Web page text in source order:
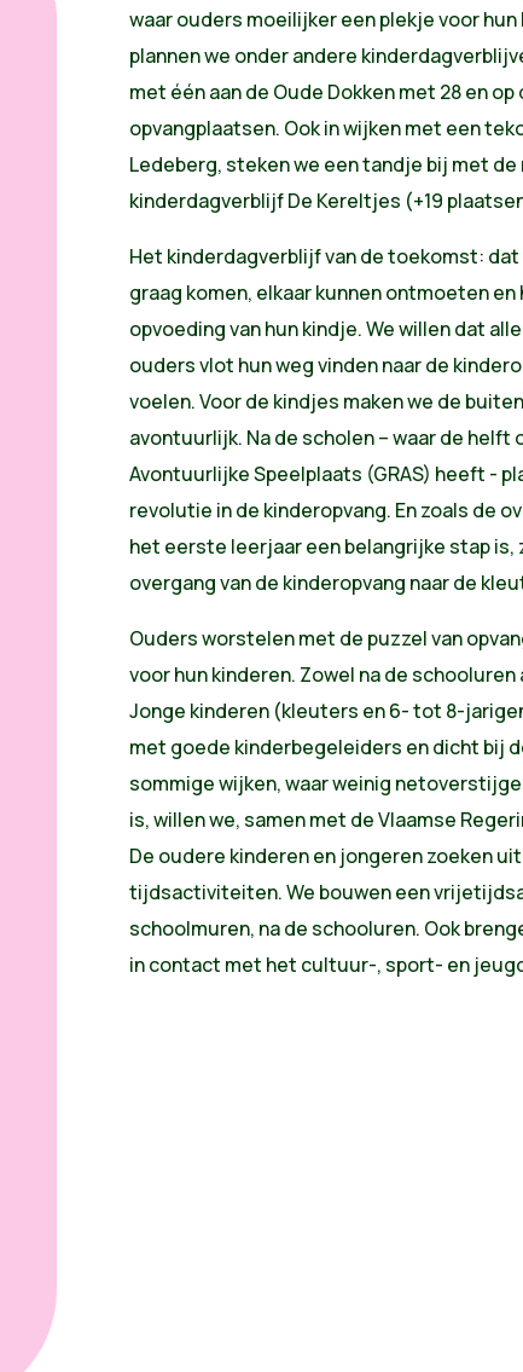
waar ouders moeilijker een plekje voor
plannen we onder andere
met één aan de Oude Dokken met 28 en
opvangplaatsen. Ook in wijken met een
Ledeberg, steken we een tandje bij met de
kinderdagverblijf De Kereltjes (+19
Het kinderdagverblijf van de toekomst: dat
graag komen, elkaar kunnen ontmoeten
opvoeding van hun kindje. We willen dat
ouders vlot hun weg vinden naar de
voelen. Voor de kindjes maken we de
avontuurlijk. Na de scholen – waar de helft
Avontuurlijke Speelplaats (GRAS) heeft -
revolutie in de kinderopvang. En zoals de
het eerste leerjaar een belangrijke stap is,
overgang van de kinderopvang naar de
Ouders worstelen met de puzzel van
voor hun kinderen. Zowel na de
Jonge kinderen (kleuters en 6- tot 8-
met goede kinderbegeleiders en dicht bij
sommige wijken, waar weinig
is, willen we, samen met de Vlaamse
De oudere kinderen en jongeren zoeken
tijdsactiviteiten. We bouwen een
schoolmuren, na de schooluren. Ook
in contact met het cultuur-, sport- en